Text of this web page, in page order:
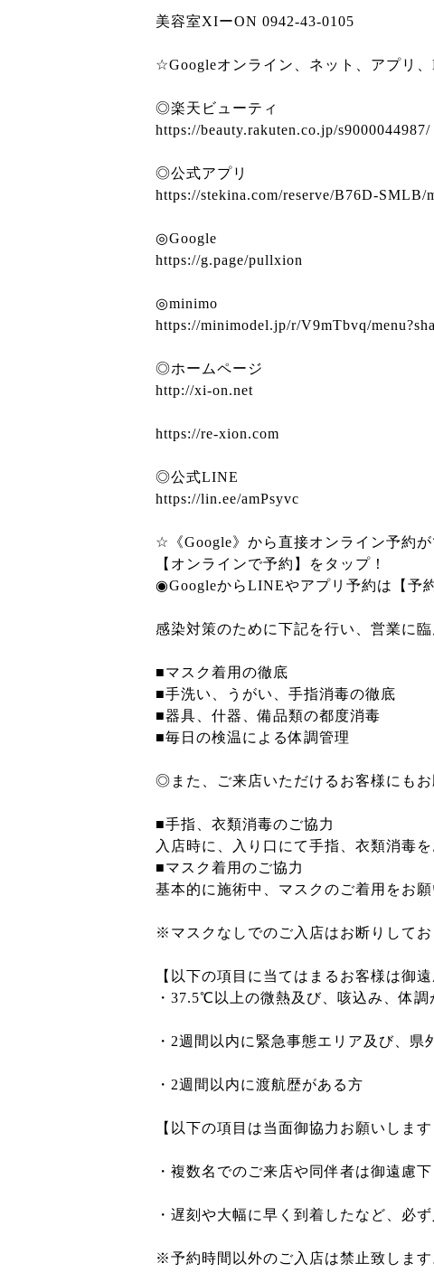
美容室XIーON 0942-43-0105
☆Googleオンライン、ネット、アプリ
◎楽天ビューティ
https://beauty.rakuten.co.jp/s9000044987/
◎公式アプリ
https://stekina.com/reserve/B76D-SMLB/
◎Google
https://g.page/pullxion
◎minimo
https://minimodel.jp/r/V9mTbvq/
◎ホームページ
http://xi-on.net
https://re-xion.com
◎公式LINE
https://lin.ee/amPsyvc
☆《Google》から直接オンライン予約が
【オンラインで予約】をタップ！
◉GoogleからLINEやアプリ予約は【予
感染対策のために下記を行い、営業に臨
■マスク着用の徹底
■手洗い、うがい、手指消毒の徹底
■器具、什器、備品類の都度消毒
■毎日の検温による体調管理
◎また、ご来店いただけるお客様にもお
■手指、衣類消毒のご協力
入店時に、入り口にて手指、衣類消毒を
■マスク着用のご協力
基本的に施術中、マスクのご着用をお願
※マスクなしでのご入店はお断りしてお
【以下の項目に当てはまるお客様は御遠
・37.5℃以上の微熱及び、咳込み、体調
・2週間以内に緊急事態エリア及び、県
・2週間以内に渡航歴がある方
【以下の項目は当面御協力お願いします
・複数名でのご来店や同伴者は御遠慮
・遅刻や大幅に早く到着したなど、必
※予約時間以外のご入店は禁止致します